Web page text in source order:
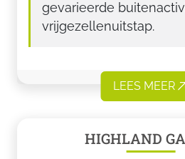
gevarieerde
vrijgezellenuitstap.
LEES MEER
HIGHLAND